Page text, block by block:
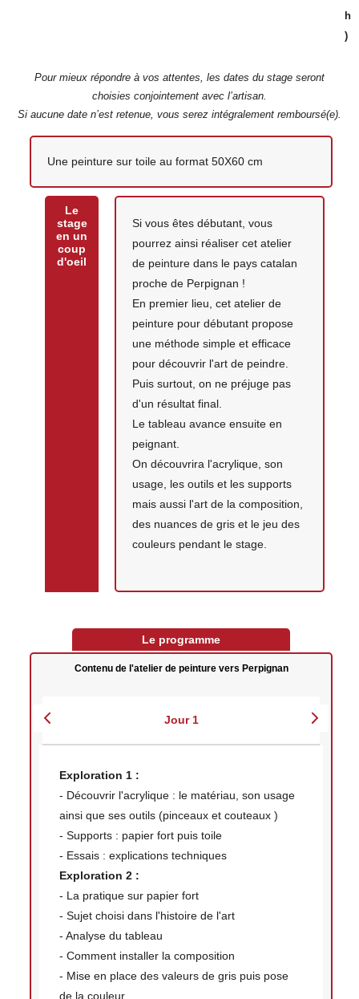
h
)
Pour mieux répondre à vos attentes, les dates du stage seront
choisies conjointement avec l’artisan.
Si aucune date n’est retenue, vous serez intégralement remboursé(e).
Une peinture sur toile au format 50X60 cm
Le
stage
en un
coup
d'oeil
Si vous êtes débutant, vous
pourrez ainsi réaliser cet atelier
de peinture dans le pays catalan
proche de Perpignan !
En premier lieu, cet atelier de
peinture pour débutant propose
une méthode simple et efficace
pour découvrir l'art de peindre.
Puis surtout, on ne préjuge pas
d'un résultat final.
Le tableau avance ensuite en
peignant.
On découvrira l'acrylique, son
usage, les outils et les supports
mais aussi l'art de la composition,
des nuances de gris et le jeu des
couleurs pendant le stage.
Le programme
Contenu de l'atelier de peinture vers Perpignan
Jour 1
Exploration 1 :
- Découvrir l'acrylique : le matériau, son usage
ainsi que ses outils (pinceaux et couteaux )
- Supports : papier fort puis toile
- Essais : explications techniques
Exploration 2 :
- La pratique sur papier fort
- Sujet choisi dans l'histoire de l'art
- Analyse du tableau
- Comment installer la composition
- Mise en place des valeurs de gris puis pose
de la couleur